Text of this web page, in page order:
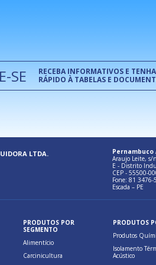
SE
RECEBA INFORMATIVOS E
RÁPIDO À TABELAS E
LTDA. Pernambuco
Araujo Leite, s/
E - Distrito
CEP - 55500-
Fone: 81 3476-
Escada – PE
PRODUTOS POR
SEGMENTO
Alimentício
Carcinicultura
PRODUTOS
Produtos
Isolamento
Acústico